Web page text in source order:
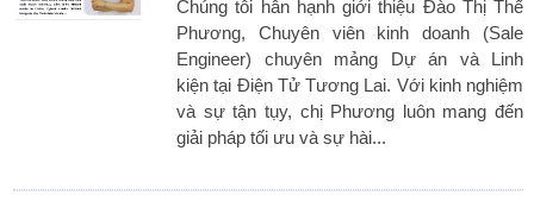
Chúng tôi hân hạnh giới thiệu Đào Thị Thế
Phương, Chuyên viên kinh doanh (Sale
Engineer) chuyên mảng Dự án và Linh
kiện tại Điện Tử Tương Lai. Với kinh nghiệm
và sự tận tụy, chị Phương luôn mang đến
giải pháp tối ưu và sự hài...